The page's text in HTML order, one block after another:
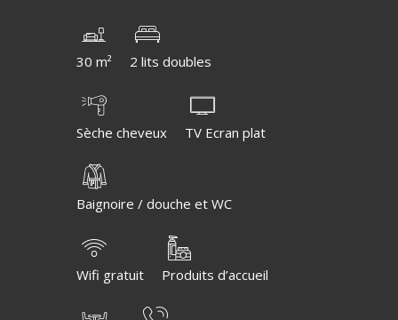
30 m² 2 lits doubles
Sèche cheveux TV Ecran plat
Baignoire / douche et WC
Wifi gratuit Produits d’accueil